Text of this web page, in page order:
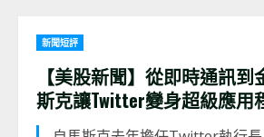
新聞短評
【美股新聞】從即時通訊
斯克讓Twitter變身超級應用